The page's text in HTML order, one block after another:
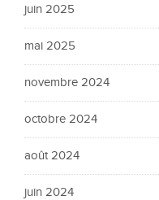
juin 2025
mai 2025
novembre 2024
octobre 2024
août 2024
juin 2024